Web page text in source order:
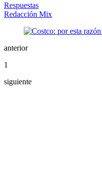
Respuestas
Redacción Mix
anterior
1
siguiente